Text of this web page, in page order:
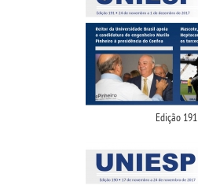
Edição 191